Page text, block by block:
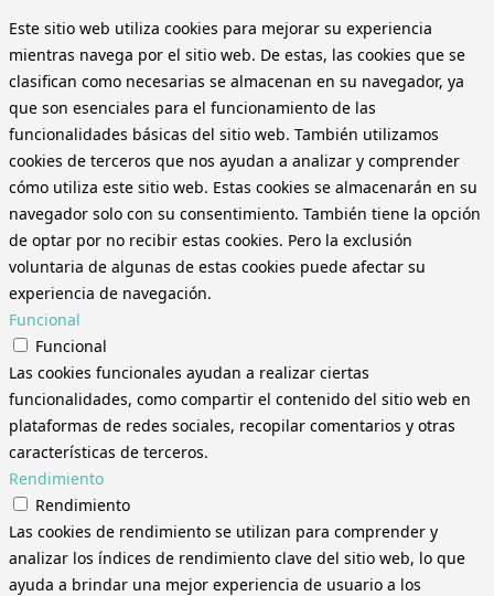
Este sitio web utiliza cookies para mejorar su experiencia
mientras navega por el sitio web. De estas, las cookies que se
clasifican como necesarias se almacenan en su navegador, ya
que son esenciales para el funcionamiento de las
funcionalidades básicas del sitio web. También utilizamos
cookies de terceros que nos ayudan a analizar y comprender
cómo utiliza este sitio web. Estas cookies se almacenarán en su
navegador solo con su consentimiento. También tiene la opción
de optar por no recibir estas cookies. Pero la exclusión
voluntaria de algunas de estas cookies puede afectar su
experiencia de navegación.
Funcional
Funcional
Las cookies funcionales ayudan a realizar ciertas
funcionalidades, como compartir el contenido del sitio web en
plataformas de redes sociales, recopilar comentarios y otras
características de terceros.
Rendimiento
Rendimiento
Las cookies de rendimiento se utilizan para comprender y
analizar los índices de rendimiento clave del sitio web, lo que
ayuda a brindar una mejor experiencia de usuario a los